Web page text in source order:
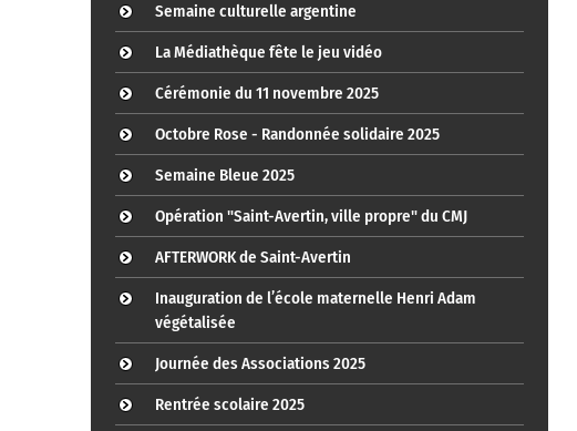
Semaine culturelle argentine
La Médiathèque fête le jeu vidéo
Cérémonie du 11 novembre 2025
Octobre Rose - Randonnée solidaire 2025
Semaine Bleue 2025
Opération "Saint-Avertin, ville propre" du CMJ
AFTERWORK de Saint-Avertin
Inauguration de l’école maternelle Henri Adam
végétalisée
Journée des Associations 2025
Rentrée scolaire 2025